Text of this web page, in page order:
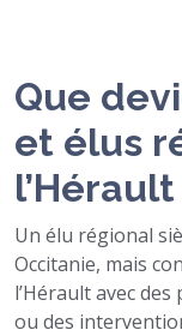
Que
et élus
l’Hérault
Un élu régional
Occitanie, mais
l’Hérault avec
ou des